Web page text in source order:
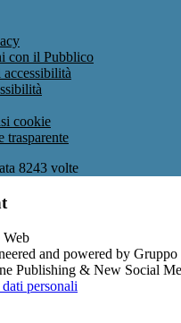
con il Pubblico
cookie
trasparente
8243 volte
and powered by Gruppo
Publishing & New Social
personali